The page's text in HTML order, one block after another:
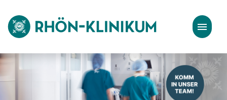
Stellenangebote
Bewerbungstipps